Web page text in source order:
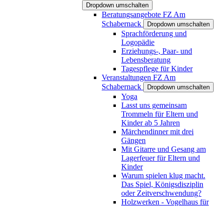
Dropdown umschalten
Beratungsangebote FZ Am
Schabernack
Dropdown umschalten
Sprachförderung und
Logopädie
Erziehungs-, Paar- und
Lebensberatung
Tagespflege für Kinder
Veranstaltungen FZ Am
Schabernack
Dropdown umschalten
Yoga
Lasst uns gemeinsam
Trommeln für Eltern und
Kinder ab 5 Jahren
Märchendinner mit drei
Gängen
Mit Gitarre und Gesang am
Lagerfeuer für Eltern und
Kinder
Warum spielen klug macht.
Das Spiel, Königsdisziplin
oder Zeitverschwendung?
Holzwerken - Vogelhaus für